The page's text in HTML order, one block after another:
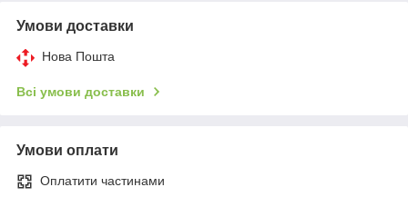
Умови доставки
Нова Пошта
Всі умови доставки
Умови оплати
Оплатити частинами